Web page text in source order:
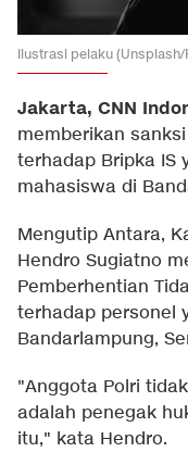
Ilustrasi pelaku (Unsplash/
Jakarta, CNN
memberikan
terhadap Bripka IS
mahasiswa di
Mengutip Antara,
Hendro Sugiatno
Pemberhentian
terhadap personel
Bandarlampung,
"Anggota Polri
adalah penegak
itu," kata Hendro.